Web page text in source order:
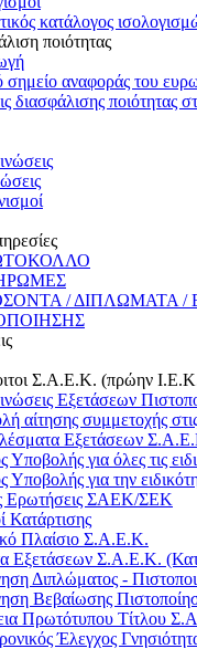
κατάλογος
ποιότητας
σημείο αναφοράς του
διασφάλισης ποιότητας
/ ΔΙΠΛΩΜΑΤΑ /
Σ.Α.Ε.Κ. (πρώην
Εξετάσεων
αίτησης συμμετοχής
Εξετάσεων
Υποβολής για όλες τις
Υποβολής για την
Ερωτήσεις ΣΑΕΚ/ΣΕΚ
Κατάρτισης
Πλαίσιο Σ.Α.Ε.Κ.
Εξετάσεων Σ.Α.Ε.Κ.
Διπλώματος -
Βεβαίωσης
Πρωτότυπου Τίτλου
Έλεγχος